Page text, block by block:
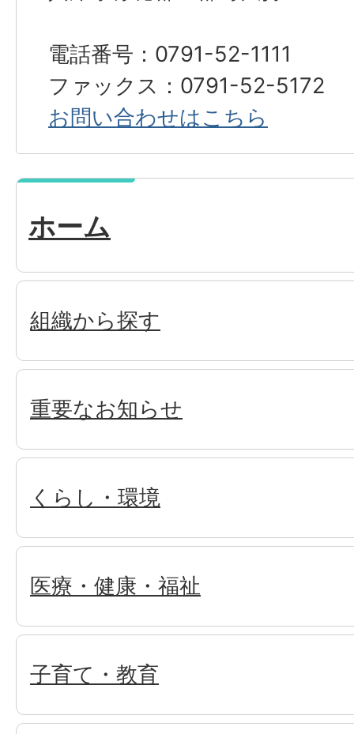
電話番号：0791-52-1111
ファックス：0791-52-5172
お問い合わせはこちら
ホーム
組織から探す
重要なお知らせ
くらし・環境
医療・健康・福祉
子育て・教育